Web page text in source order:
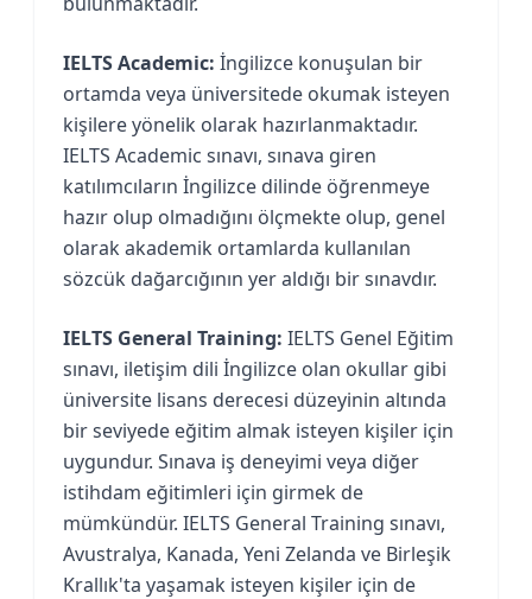
IELTS Academic: İngilizce konuşulan bir
ortamda veya üniversitede okumak isteyen
kişilere yönelik olarak hazırlanmaktadır.
IELTS Academic sınavı, sınava giren
katılımcıların İngilizce dilinde öğrenmeye
hazır olup olmadığını ölçmekte olup, genel
olarak akademik ortamlarda kullanılan
sözcük dağarcığının yer aldığı bir sınavdır.
IELTS General Training: IELTS Genel Eğitim
sınavı, iletişim dili İngilizce olan okullar gibi
üniversite lisans derecesi düzeyinin altında
bir seviyede eğitim almak isteyen kişiler için
uygundur. Sınava iş deneyimi veya diğer
istihdam eğitimleri için girmek de
mümkündür. IELTS General Training sınavı,
Avustralya, Kanada, Yeni Zelanda ve Birleşik
Krallık'ta yaşamak isteyen kişiler için de